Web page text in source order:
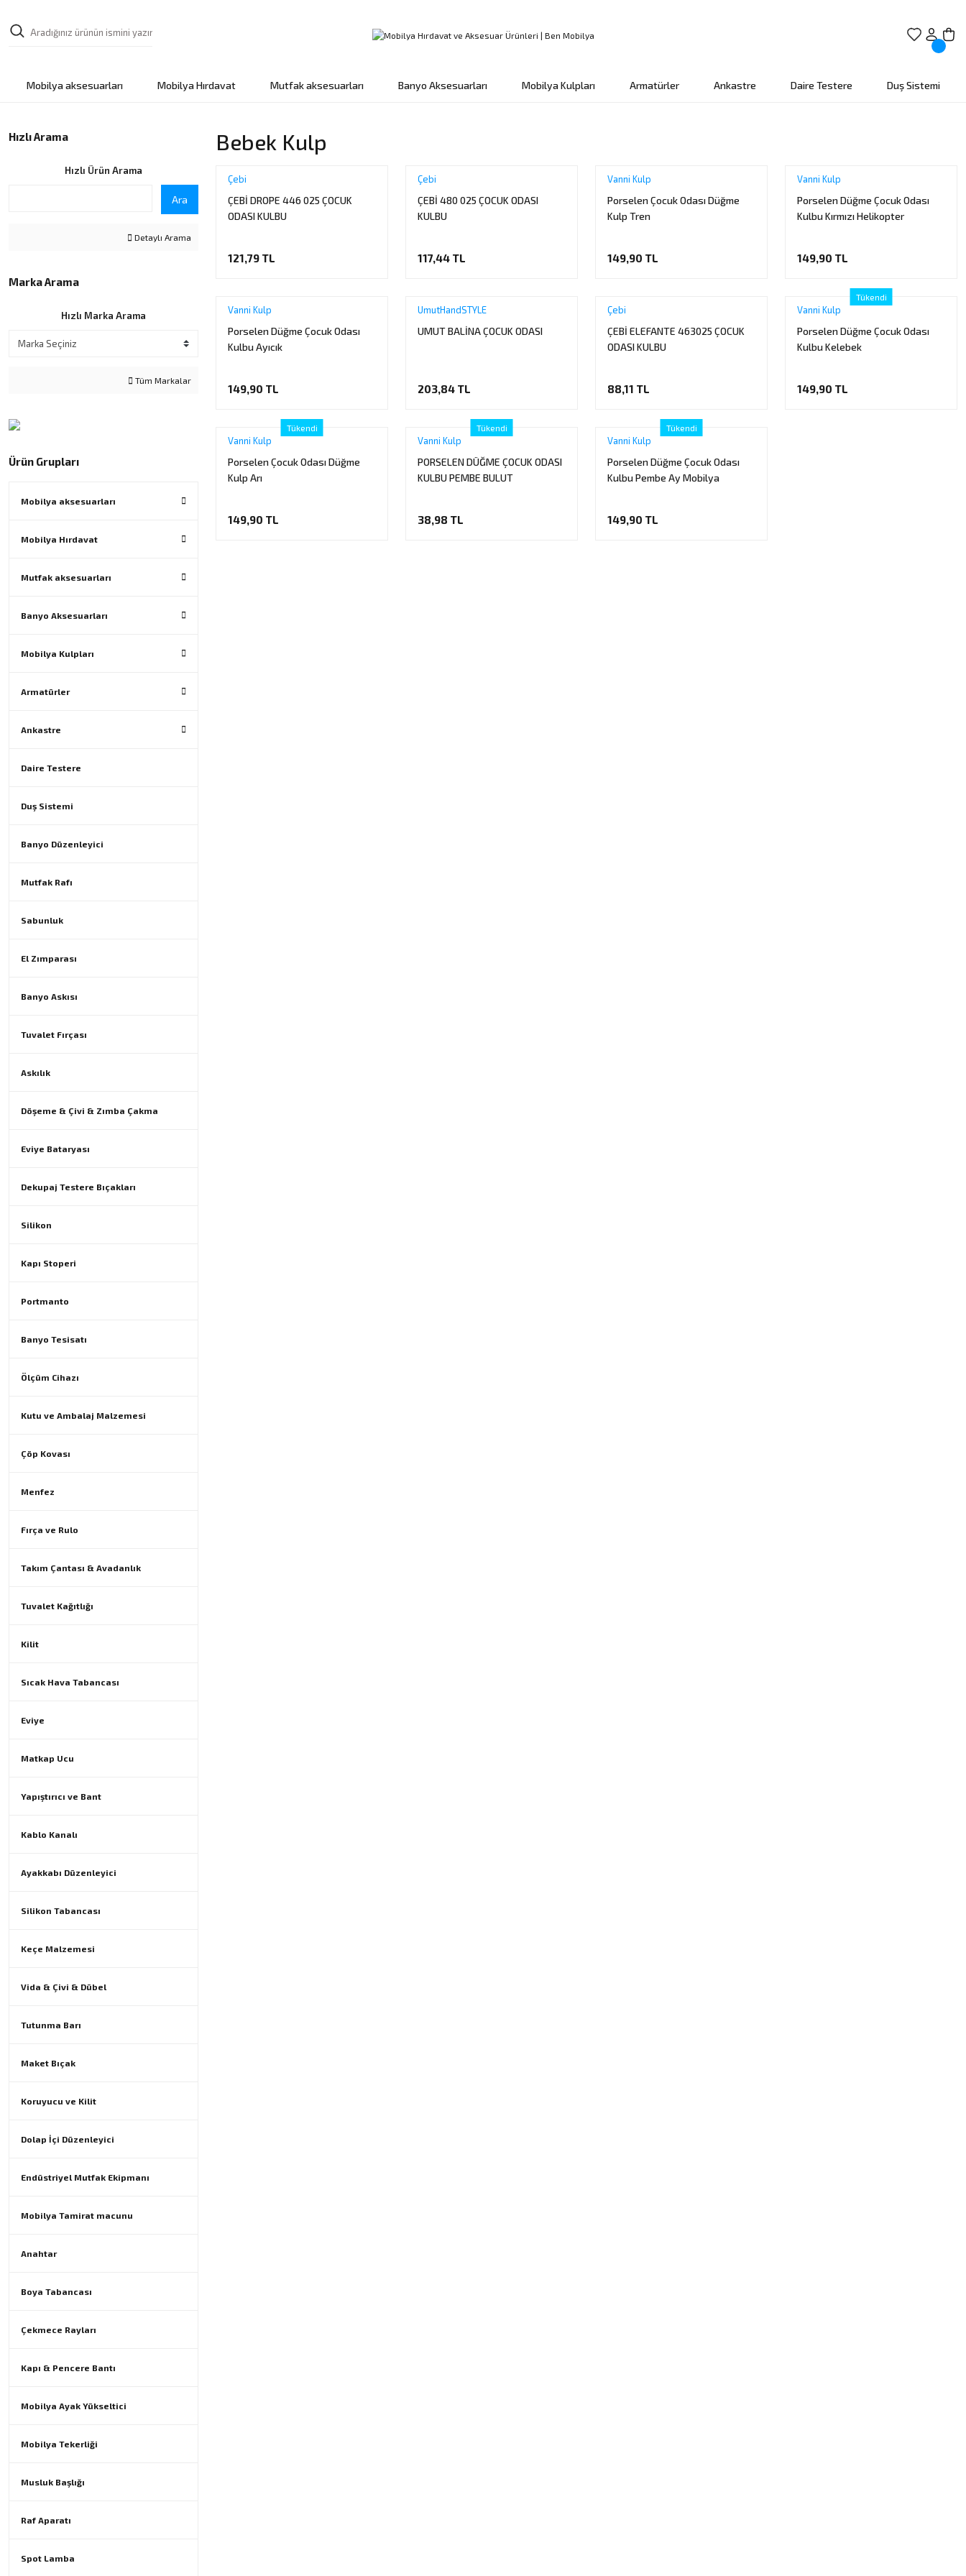
Mobilya aksesuarları Mobilya Hırdavat Mutfak aksesuarları Banyo Aksesuarları Mobilya Kulpları Armatürler Ankastre Daire Testere Duş Sistemi
Hızlı Arama
Hızlı Ürün Arama
Ara
Detaylı Arama
Marka Arama
Hızlı Marka Arama
Tüm Markalar
Ürün Grupları
Mobilya aksesuarları
Mobilya Hırdavat
Mutfak aksesuarları
Banyo Aksesuarları
Mobilya Kulpları
Armatürler
Ankastre
Daire Testere
Duş Sistemi
Banyo Düzenleyici
Mutfak Rafı
Sabunluk
El Zımparası
Banyo Askısı
Tuvalet Fırçası
Askılık
Döşeme & Çivi & Zımba Çakma
Eviye Bataryası
Dekupaj Testere Bıçakları
Silikon
Kapı Stoperi
Portmanto
Banyo Tesisatı
Ölçüm Cihazı
Kutu ve Ambalaj Malzemesi
Çöp Kovası
Menfez
Fırça ve Rulo
Takım Çantası & Avadanlık
Tuvalet Kağıtlığı
Kilit
Sıcak Hava Tabancası
Eviye
Matkap Ucu
Yapıştırıcı ve Bant
Kablo Kanalı
Ayakkabı Düzenleyici
Silikon Tabancası
Keçe Malzemesi
Vida & Çivi & Dübel
Tutunma Barı
Maket Bıçak
Koruyucu ve Kilit
Dolap İçi Düzenleyici
Endüstriyel Mutfak Ekipmanı
Mobilya Tamirat macunu
Anahtar
Boya Tabancası
Çekmece Rayları
Kapı & Pencere Bantı
Mobilya Ayak Yükseltici
Mobilya Tekerliği
Musluk Başlığı
Raf Aparatı
Spot Lamba
Bebek Kulp
Çebi
ÇEBİ DROPE 446 025 ÇOCUK
ODASI KULBU
121,79 TL
Çebi
ÇEBİ 480 025 ÇOCUK ODASI
KULBU
117,44 TL
Vanni Kulp
Porselen Çocuk Odası Düğme
Kulp Tren
149,90 TL
Vanni Kulp
Porselen Düğme Çocuk Odası
Kulbu Kırmızı Helikopter
149,90 TL
Vanni Kulp
Porselen Düğme Çocuk Odası
Kulbu Ayıcık
149,90 TL
UmutHandSTYLE
UMUT BALİNA ÇOCUK ODASI
203,84 TL
Çebi
ÇEBİ ELEFANTE 463025 ÇOCUK
ODASI KULBU
88,11 TL
Tükendi
Vanni Kulp
Porselen Düğme Çocuk Odası
Kulbu Kelebek
149,90 TL
Tükendi
Vanni Kulp
Porselen Çocuk Odası Düğme
Kulp Arı
149,90 TL
Tükendi
Vanni Kulp
PORSELEN DÜĞME ÇOCUK ODASI
KULBU PEMBE BULUT
38,98 TL
Tükendi
Vanni Kulp
Porselen Düğme Çocuk Odası
Kulbu Pembe Ay Mobilya
149,90 TL